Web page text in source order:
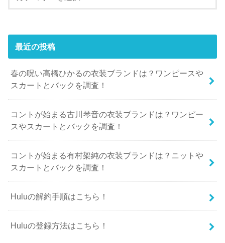
最近の投稿
春の呪い高橋ひかるの衣装ブランドは？ワンピースや
スカートとバックを調査！
コントが始まる古川琴音の衣装ブランドは？ワンピー
スやスカートとバックを調査！
コントが始まる有村架純の衣装ブランドは？ニットや
スカートとバックを調査！
Huluの解約手順はこちら！
Huluの登録方法はこちら！